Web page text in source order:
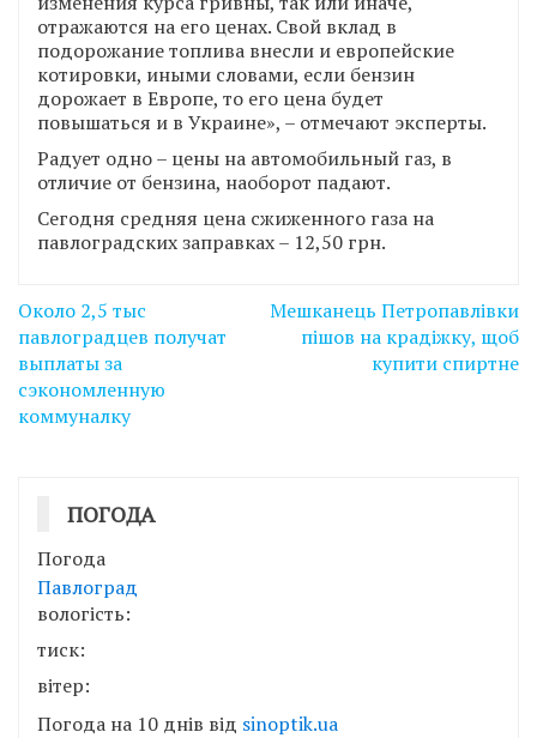
отражаются на его ценах. Свой вклад в
подорожание топлива внесли и европейские
котировки, иными словами, если бензин
дорожает в Европе, то его цена будет
повышаться и в Украине», – отмечают эксперты.
Радует одно – цены на автомобильный газ, в
отличие от бензина, наоборот падают.
Сегодня средняя цена сжиженного газа на
павлоградских заправках – 12,50 грн.
Навігація
записів
Около 2,5 тыс
павлоградцев получат
выплаты за
сэкономленную
коммуналку
Мешканець Петропавлівки
пішов на крадіжку, щоб
купити спиртне
ПОГОДА
Погода
Павлоград
вологість:
тиск:
вітер:
Погода на 10 днів від sinoptik.ua